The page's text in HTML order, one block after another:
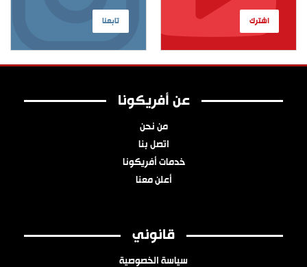
تابعنا اشترك
عن أفريكونا
من نحن
اتصل بنا
خدمات أفريكونا
أعلن معنا
قانوني
سياسة الخصوصية